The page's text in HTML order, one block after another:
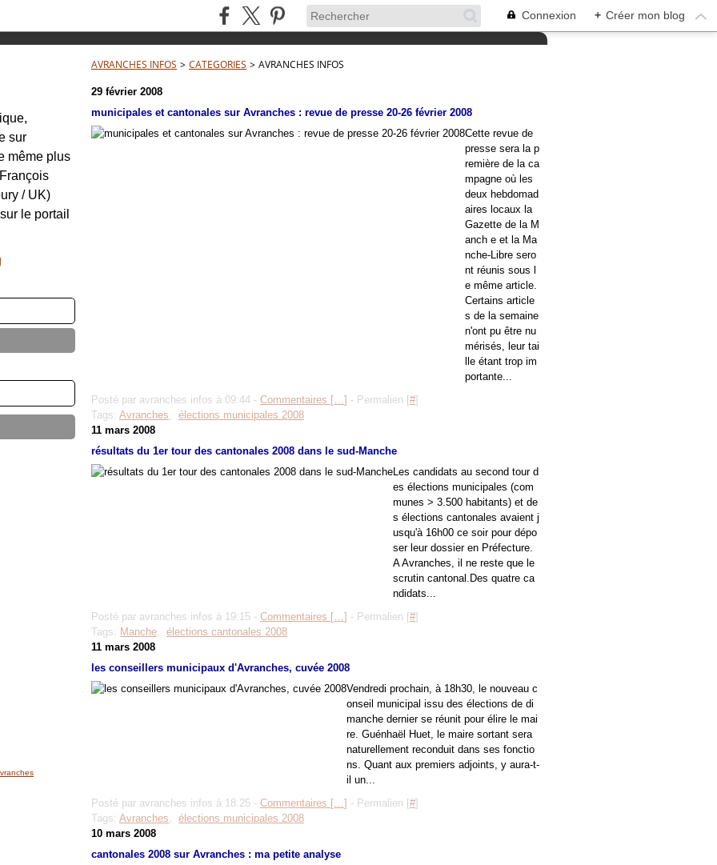
Connexion + Créer mon blog
sur
même plus
/ UK)
sur le portail
AVRANCHES INFOS > CATEGORIES > AVRANCHES INFOS
29 février 2008
municipales et cantonales sur Avranches : revue de presse 20-26 février 2008
Cette revue de
presse sera la p
remière de la ca
mpagne où les
deux hebdomad
aires locaux la
Gazette de la M
anch e et la Ma
nche-Libre sero
nt réunis sous l
e même article.
Certains article
s de la semaine
n'ont pu être nu
mérisés, leur tai
lle étant trop im
portante...
Posté par avranches infos à 09:44 - Commentaires […] - Permalien [#]
Tags: Avranches, élections municipales 2008
11 mars 2008
résultats du 1er tour des cantonales 2008 dans le sud-Manche
Les candidats au second tour d
es élections municipales (com
munes > 3.500 habitants) et de
s élections cantonales avaient j
usqu'à 16h00 ce soir pour dépo
ser leur dossier en Préfecture.
A Avranches, il ne reste que le
scrutin cantonal.Des quatre ca
ndidats...
Posté par avranches infos à 19:15 - Commentaires […] - Permalien [#]
Tags: Manche, élections cantonales 2008
11 mars 2008
les conseillers municipaux d'Avranches, cuvée 2008
Vendredi prochain, à 18h30, le nouveau c
onseil municipal issu des élections de di
manche dernier se réunit pour élire le mai
re. Guénhaël Huet, le maire sortant sera
naturellement reconduit dans ses fonctio
ns. Quant aux premiers adjoints, y aura-t-
il un...
Posté par avranches infos à 18:25 - Commentaires […] - Permalien [#]
Tags: Avranches, élections municipales 2008
10 mars 2008
cantonales 2008 sur Avranches : ma petite analyse